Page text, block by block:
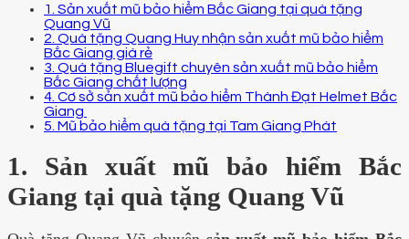
1. Sản xuất mũ bảo hiểm Bắc Giang tại quà tặng
Quang Vũ
2. Quà tặng Quang Huy nhận sản xuất mũ bảo hiểm
Bắc Giang giá rẻ
3. Quà tặng Bluegift chuyên sản xuất mũ bảo hiểm
Bắc Giang chất lượng
4. Cơ sở sản xuất mũ bảo hiểm Thành Đạt Helmet Bắc
Giang
5. Mũ bảo hiểm quà tặng tại Tam Giang Phát
1. Sản xuất mũ bảo hiểm Bắc
Giang tại quà tặng Quang Vũ